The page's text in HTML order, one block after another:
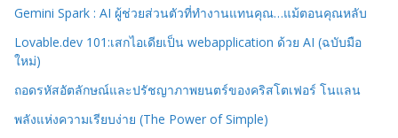
Gemini Spark : AI ผู้ช่วยส่วนตัวที่ทำงานแทนคุณ…แม้ตอนคุณหลับ
Lovable.dev 101:เสกไอเดียเป็น webapplication ด้วย AI (ฉบับมือ
ใหม่)
ถอดรหัสอัตลักษณ์และปรัชญาภาพยนตร์ของคริสโตเฟอร์ โนแลน
พลังแห่งความเรียบง่าย (The Power of Simple)